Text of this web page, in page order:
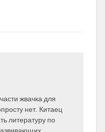
жвачка для
нет. Китаец
литературу по